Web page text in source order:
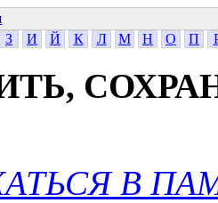
З И Й К Л М Н О П
В